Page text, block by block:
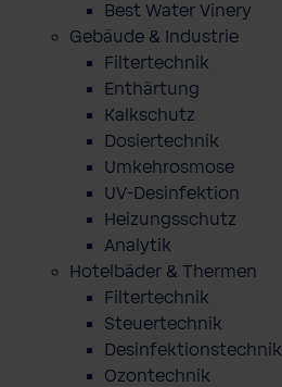
Best Water Vinery
Gebäude & Industrie
Filtertechnik
Enthärtung
Kalkschutz
Dosiertechnik
Umkehrosmose
UV-Desinfektion
Heizungsschutz
Analytik
Hotelbäder & Thermen
Filtertechnik
Steuertechnik
Desinfektionstechnik
Ozontechnik